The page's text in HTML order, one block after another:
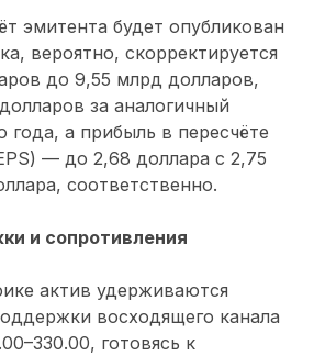
эмитента будет опубликован
вероятно, скорректируется
до 9,55 млрд долларов,
за аналогичный
года, а прибыль в пересчёте
— до 2,68 доллара с 2,75
соответственно.
и сопротивления
актив удерживаются
восходящего канала
готовясь к